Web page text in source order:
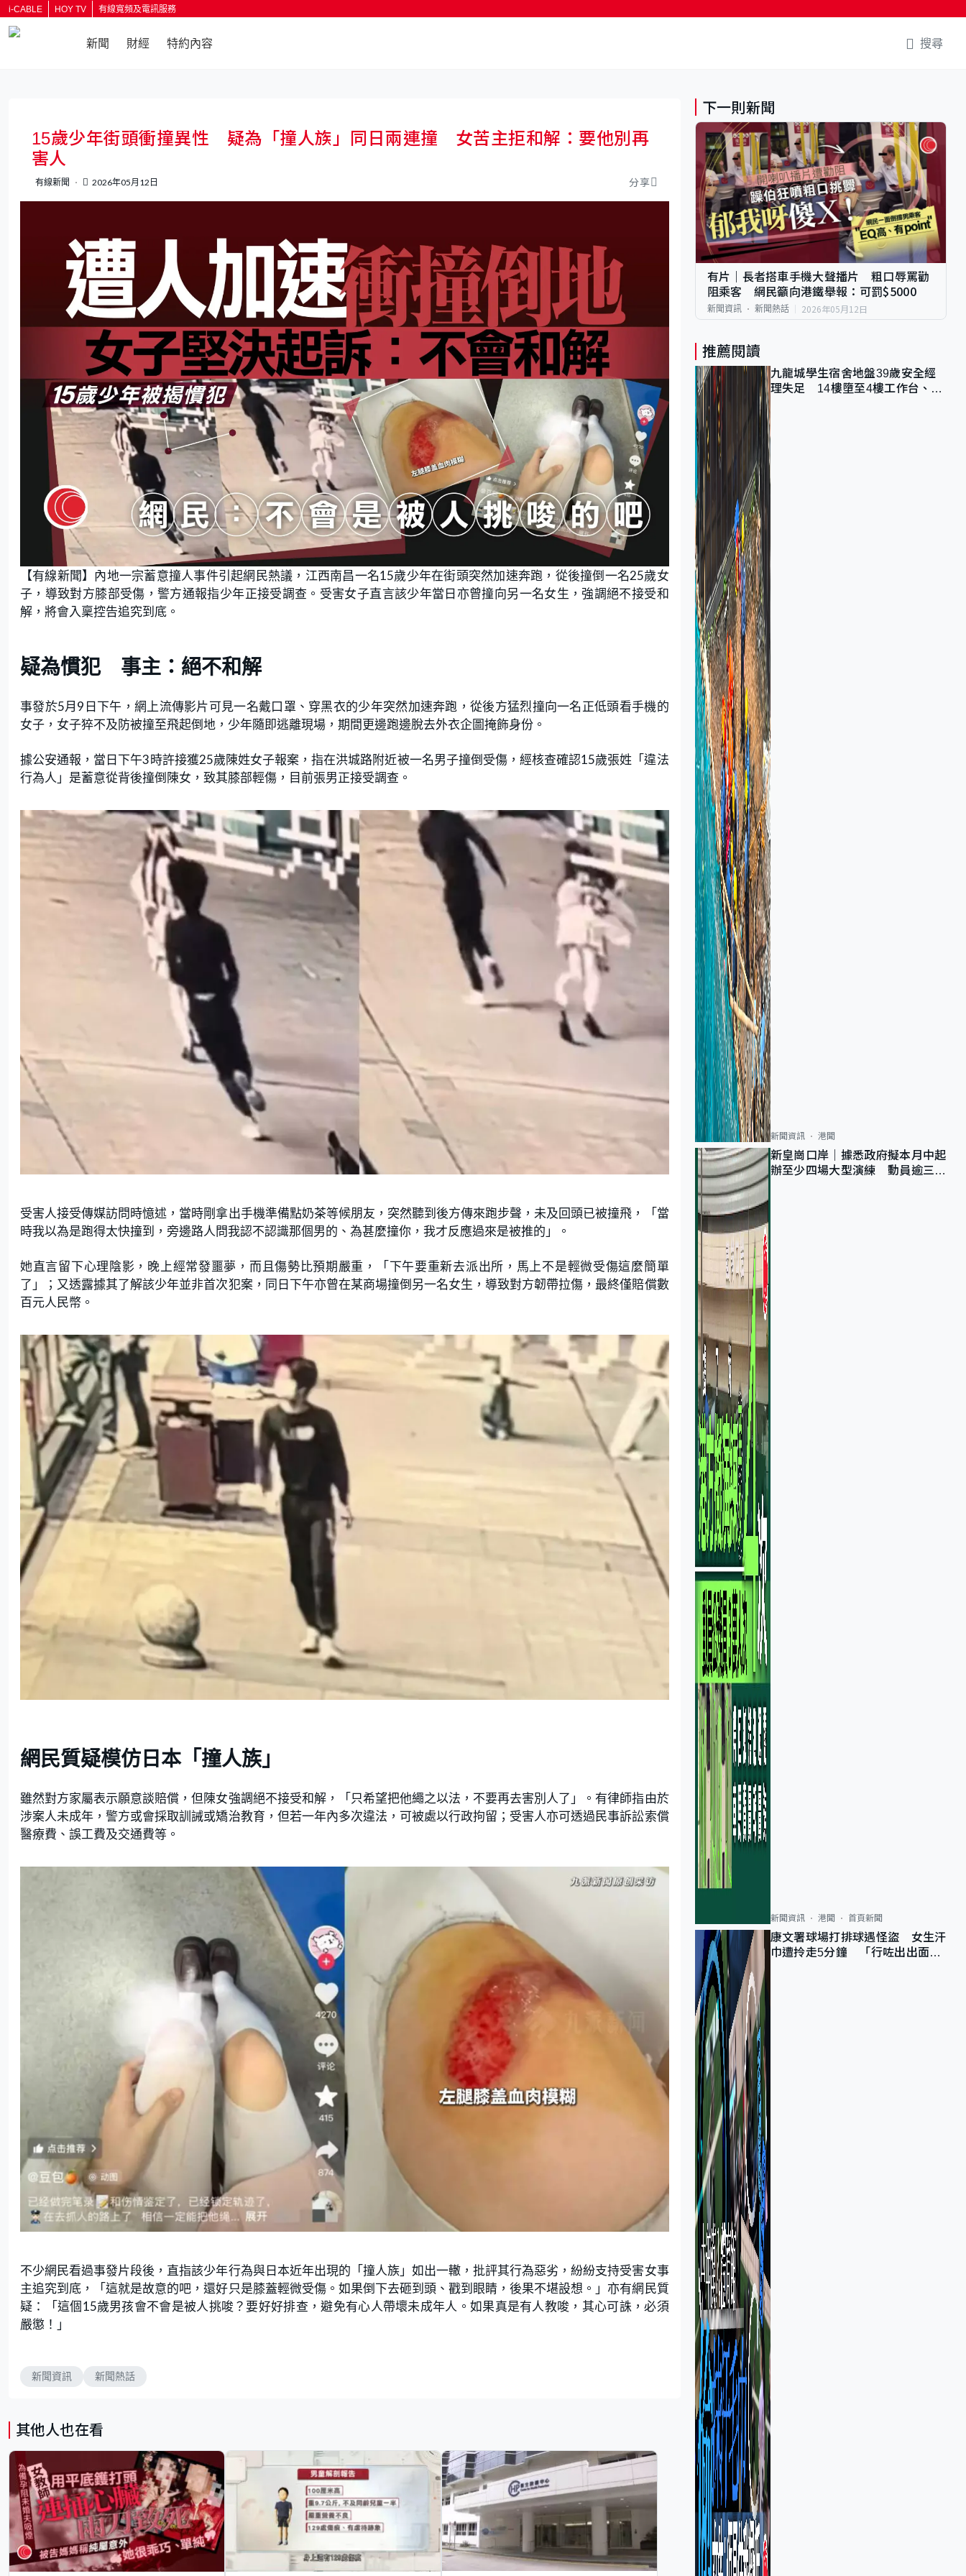
i-CABLE HOY TV 有線寬頻及電訊服務
新聞 財經 特約內容 搜尋
15歲少年街頭衝撞異性 疑為「撞人族」同日兩連撞 女苦主拒和解：要他別再
害人
有線新聞 2026年05月12日 分享
【有線新聞】內地一宗蓄意撞人事件引起網民熱議，江西南昌一名15歲少年在街頭突然加速奔跑，從後撞倒一名25歲女
子，導致對方膝部受傷，警方通報指少年正接受調查。受害女子直言該少年當日亦曾撞向另一名女生，強調絕不接受和
解，將會入稟控告追究到底。
疑為慣犯 事主：絕不和解
事發於5月9日下午，網上流傳影片可見一名戴口罩、穿黑衣的少年突然加速奔跑，從後方猛烈撞向一名正低頭看手機的
女子，女子猝不及防被撞至飛起倒地，少年隨即逃離現場，期間更邊跑邊脫去外衣企圖掩飾身份。
據公安通報，當日下午3時許接獲25歲陳姓女子報案，指在洪城路附近被一名男子撞倒受傷，經核查確認15歲張姓「違法
行為人」是蓄意從背後撞倒陳女，致其膝部輕傷，目前張男正接受調查。
受害人接受傳媒訪問時憶述，當時剛拿出手機準備點奶茶等候朋友，突然聽到後方傳來跑步聲，未及回頭已被撞飛，「當
時我以為是跑得太快撞到，旁邊路人問我認不認識那個男的、為甚麼撞你，我才反應過來是被推的」。
她直言留下心理陰影，晚上經常發噩夢，而且傷勢比預期嚴重，「下午要重新去派出所，馬上不是輕微受傷這麼簡單
了」；又透露據其了解該少年並非首次犯案，同日下午亦曾在某商場撞倒另一名女生，導致對方韌帶拉傷，最終僅賠償數
百元人民幣。
網民質疑模仿日本「撞人族」
雖然對方家屬表示願意談賠償，但陳女強調絕不接受和解，「只希望把他繩之以法，不要再去害別人了」。有律師指由於
涉案人未成年，警方或會採取訓誡或矯治教育，但若一年內多次違法，可被處以行政拘留；受害人亦可透過民事訴訟索償
醫療費、誤工費及交通費等。
不少網民看過事發片段後，直指該少年行為與日本近年出現的「撞人族」如出一轍，批評其行為惡劣，紛紛支持受害女事
主追究到底，「這就是故意的吧，還好只是膝蓋輕微受傷。如果倒下去砸到頭、戳到眼睛，後果不堪設想。」亦有網民質
疑：「這個15歲男孩會不會是被人挑唆？要好好排查，避免有心人帶壞未成年人。如果真是有人教唆，其心可誅，必須
嚴懲！」
新聞資訊 新聞熱話
其他人也在看
下一則新聞
有片｜長者搭車手機大聲播片 粗口辱罵勸
阻乘客 網民籲向港鐵舉報：可罰$5000
新聞資訊 新聞熱話 2026年05月12日
推薦閱讀
九龍城學生宿舍地盤39歲安全經
理失足 14樓墮至4樓工作台、送
新聞資訊 港聞
新皇崗口岸｜據悉政府擬本月中起
辦至少四場大型演練 動員逾三萬
新聞資訊 港聞 首頁新聞
康文署球場打排球遇怪盜 女生汗
巾遭拎走5分鐘 「行咗出出面唔